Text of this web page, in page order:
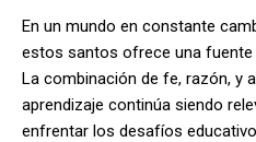
En un mundo en constante
estos santos ofrece una fuente
La combinación de fe, razón, y
aprendizaje continúa siendo
enfrentar los desafíos